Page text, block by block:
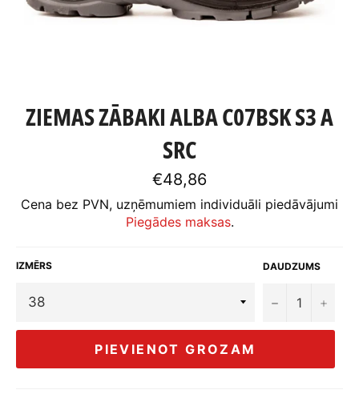
ZIEMAS ZĀBAKI ALBA C07BSK S3 A
SRC
Standarta
cena
€48,86
Cena bez PVN, uzņēmumiem individuāli piedāvājumi
Piegādes maksas.
IZMĒRS DAUDZUMS
− +
PIEVIENOT GROZAM